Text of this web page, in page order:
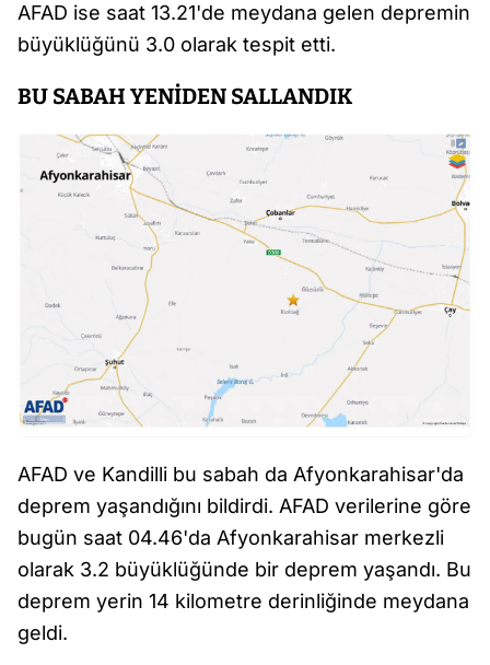
AFAD ise saat 13.21'de meydana gelen depremin
büyüklüğünü 3.0 olarak tespit etti.
BU SABAH YENİDEN SALLANDIK
AFAD ve Kandilli bu sabah da Afyonkarahisar'da
deprem yaşandığını bildirdi. AFAD verilerine göre
bugün saat 04.46'da Afyonkarahisar merkezli
olarak 3.2 büyüklüğünde bir deprem yaşandı. Bu
deprem yerin 14 kilometre derinliğinde meydana
geldi.